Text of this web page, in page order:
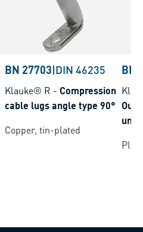
BN 27703|DIN 46235
Klauke® R - Compression
cable lugs angle type 90°
Copper, tin-plated
BN